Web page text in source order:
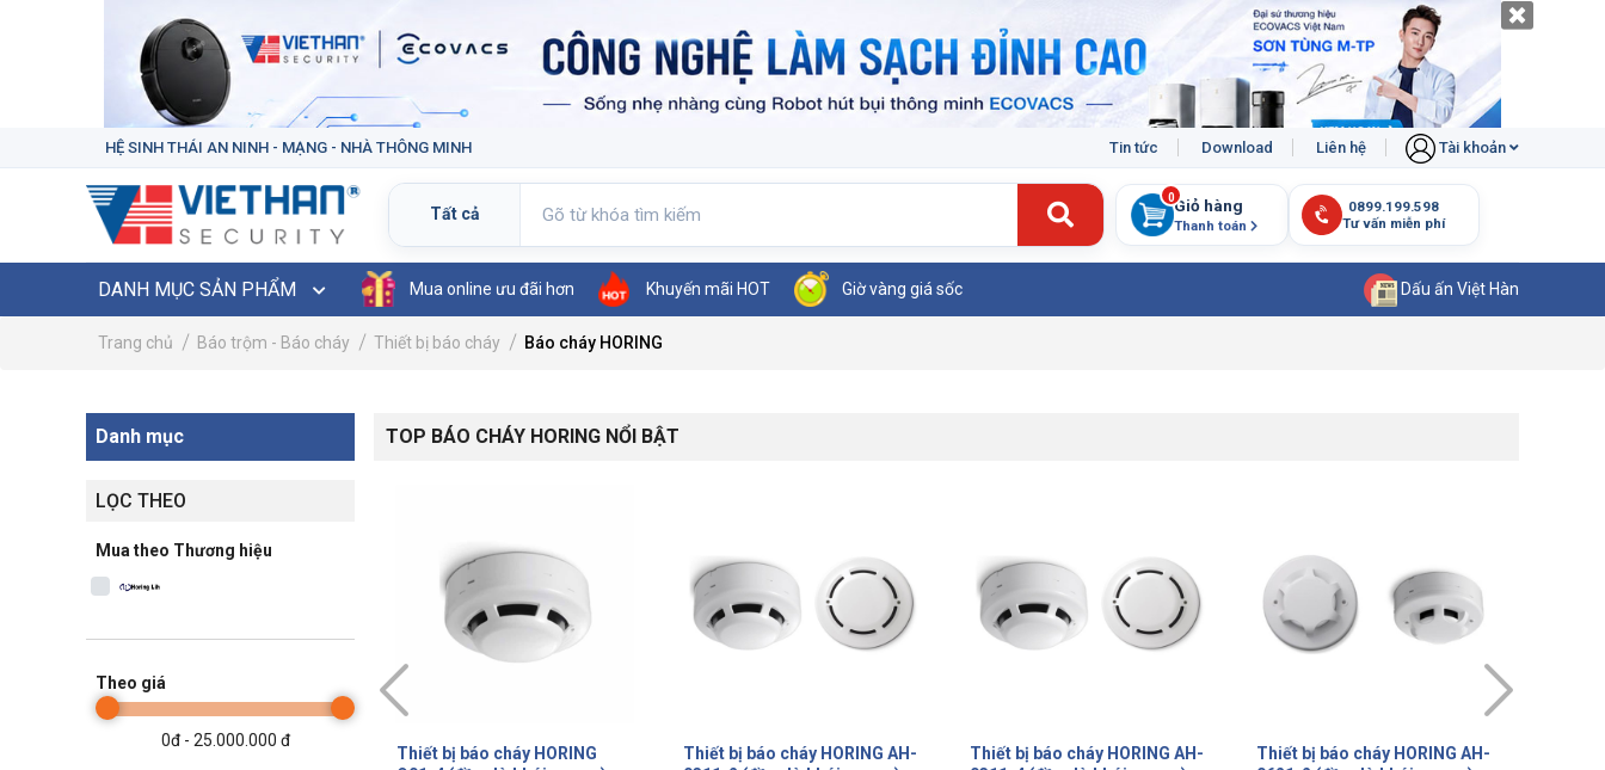
HỆ SINH THÁI AN NINH - MẠNG - NHÀ THÔNG MINH Tin tức Download Liên hệ Tài khoản
Giỏ hàng
Thanh toán
0
DANH MỤC SẢN PHẨM Mua online ưu đãi hơn Khuyến mãi HOT Giờ vàng giá sốc Dấu ấn Việt Hàn
Trang chủ Báo trộm - Báo cháy Thiết bị báo cháy Báo cháy HORING
Danh mục
LỌC THEO
Mua theo Thương hiệu
Theo giá
0đ - 25.000.000 đ
TOP BÁO CHÁY HORING NỔI BẬT
Thiết bị báo cháy HORING AH-
Thiết bị báo cháy HORING AH-
Thiết bị báo cháy HORING AH-
Thiết bị báo cháy HORING AH-